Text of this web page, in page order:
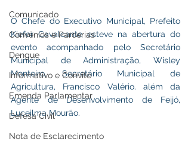
Comunicado
Convênios e Parcerias
Dengue
Informativo e Convite
Emenda Parlamentar
Defesa Civil
Nota de Esclarecimento
O Chefe do Executivo Municipal, Prefeito
Kiefer Cavalcante esteve na abertura do
evento acompanhado pelo Secretário
Municipal de Administração, Wisley
Monteiro, Secretário Municipal de
Agricultura, Francisco Valério. além da
Agente de Desenvolvimento de Feijó,
Luceilma Mourão.